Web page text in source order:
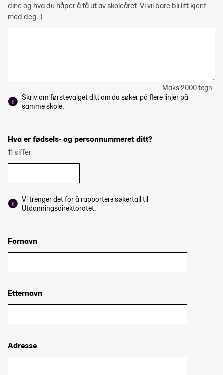
dine og hva du håper å få ut av skoleåret. Vi vil bare bli litt kjent
med deg :)
Maks 2000 tegn
Skriv om førstevalget ditt om du søker på flere linjer på
samme skole.
Hva er fødsels- og personnummeret ditt?
11 siffer
Vi trenger det for å rapportere søkertall til
Utdanningsdirektoratet.
Fornavn
Etternavn
Adresse